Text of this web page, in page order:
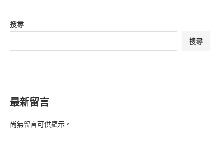
搜尋
搜尋
最新留言
尚無留言可供顯示。